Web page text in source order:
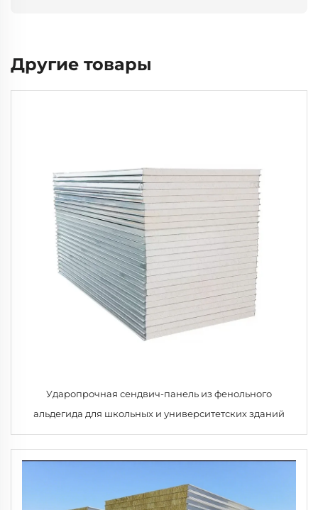
Другие товары
Ударопрочная сендвич-панель из фенольного
альдегида для школьных и университетских зданий